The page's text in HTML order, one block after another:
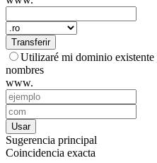
Transferir
Utilizaré mi dominio existente
nombres
www.
Usar
Sugerencia principal
Coincidencia exacta